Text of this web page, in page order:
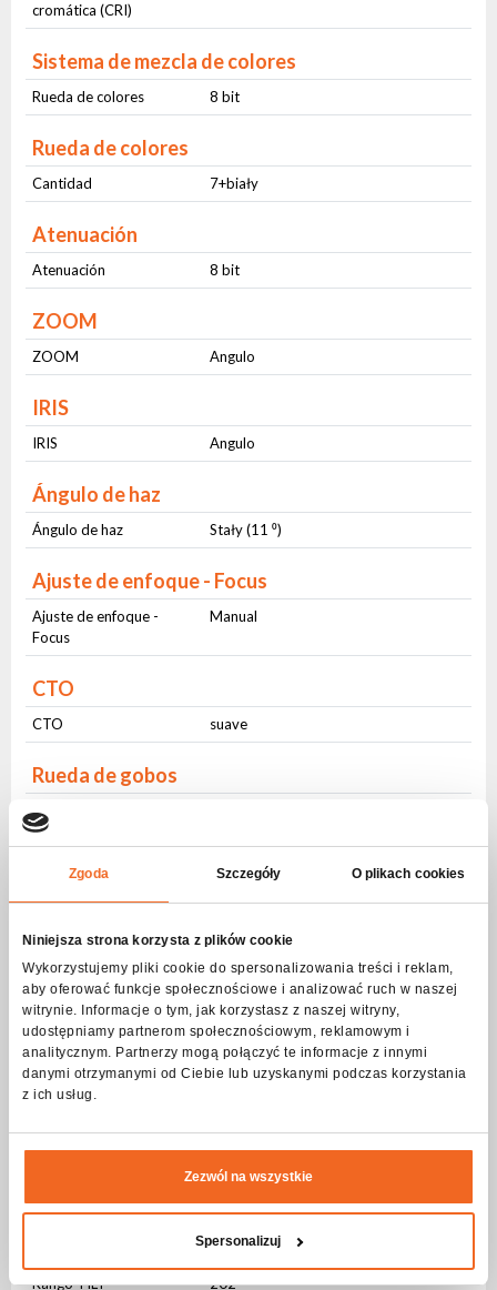
Zgoda Szczegóły O plikach cookies
Niniejsza strona korzysta z plików cookie
Wykorzystujemy pliki cookie do spersonalizowania treści i reklam,
aby oferować funkcje społecznościowe i analizować ruch w naszej
witrynie. Informacje o tym, jak korzystasz z naszej witryny,
udostępniamy partnerom społecznościowym, reklamowym i
analitycznym. Partnerzy mogą połączyć te informacje z innymi
danymi otrzymanymi od Ciebie lub uzyskanymi podczas korzystania
z ich usług.
Zezwól na wszystkie
Spersonalizuj
cromática (CRI)
Sistema de mezcla de colores
Rueda de colores 8 bit
Rueda de colores
Cantidad 7+biały
Atenuación
Atenuación 8 bit
ZOOM
ZOOM Angulo
IRIS
IRIS Angulo
Ángulo de haz
Ángulo de haz Stały (11 ⁰)
Ajuste de enfoque - Focus
Ajuste de enfoque -
Focus
Manual
CTO
CTO suave
Rueda de gobos
Estático
Rotación
8 bit
Ranura extraíble
No
Luz estroboscópica - frecuencia
Frecuencia
1-20Hz
Pulsante
Yes
Aleatorio
Yes
DMX control
Movimiento
540 ⁰
Rango TILT
202 ⁰